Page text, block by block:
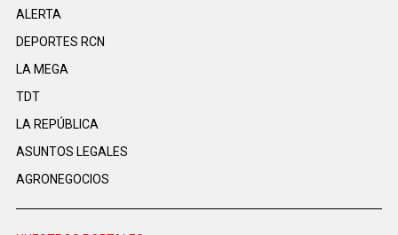
ALERTA
DEPORTES RCN
LA MEGA
TDT
LA REPÚBLICA
ASUNTOS LEGALES
AGRONEGOCIOS